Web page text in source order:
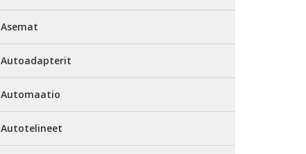
Asemat
Autoadapterit
Automaatio
Autotelineet